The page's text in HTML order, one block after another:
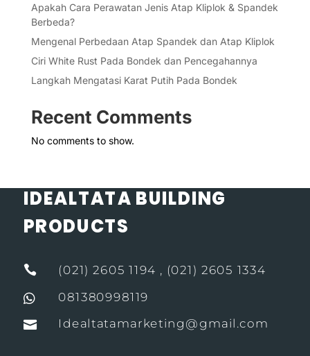
Apakah Cara Perawatan Jenis Atap Kliplok & Spandek
Berbeda?
Mengenal Perbedaan Atap Spandek dan Atap Kliplok
Ciri White Rust Pada Bondek dan Pencegahannya
Langkah Mengatasi Karat Putih Pada Bondek
Recent Comments
No comments to show.
IDEALTATA BUILDING
PRODUCTS
 (021) 2605 1194 , (021) 2605 1334
 081380998119
 Idealtatamarketing@gmail.com